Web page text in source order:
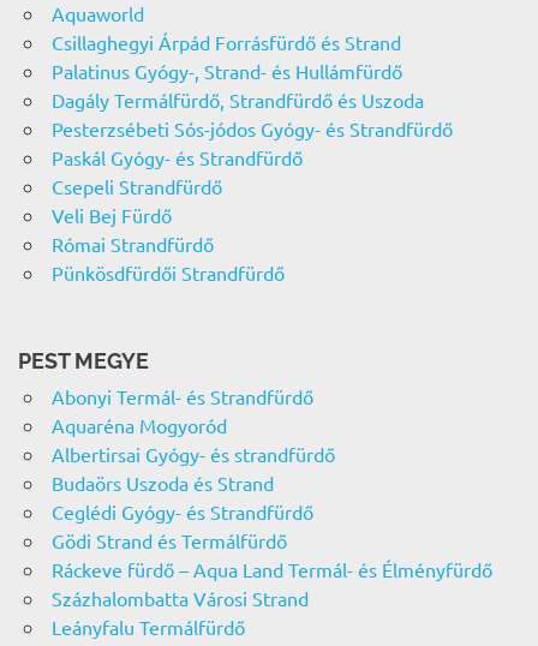
Aquaworld
Csillaghegyi Árpád Forrásfürdő és Strand
Palatinus Gyógy-, Strand- és Hullámfürdő
Dagály Termálfürdő, Strandfürdő és Uszoda
Pesterzsébeti Sós-jódos Gyógy- és Strandfürdő
Paskál Gyógy- és Strandfürdő
Csepeli Strandfürdő
Veli Bej Fürdő
Római Strandfürdő
Pünkösdfürdői Strandfürdő
PEST MEGYE
Abonyi Termál- és Strandfürdő
Aquaréna Mogyoród
Albertirsai Gyógy- és strandfürdő
Budaörs Uszoda és Strand
Ceglédi Gyógy- és Strandfürdő
Gödi Strand és Termálfürdő
Ráckeve fürdő – Aqua Land Termál- és Élményfürdő
Százhalombatta Városi Strand
Leányfalu Termálfürdő